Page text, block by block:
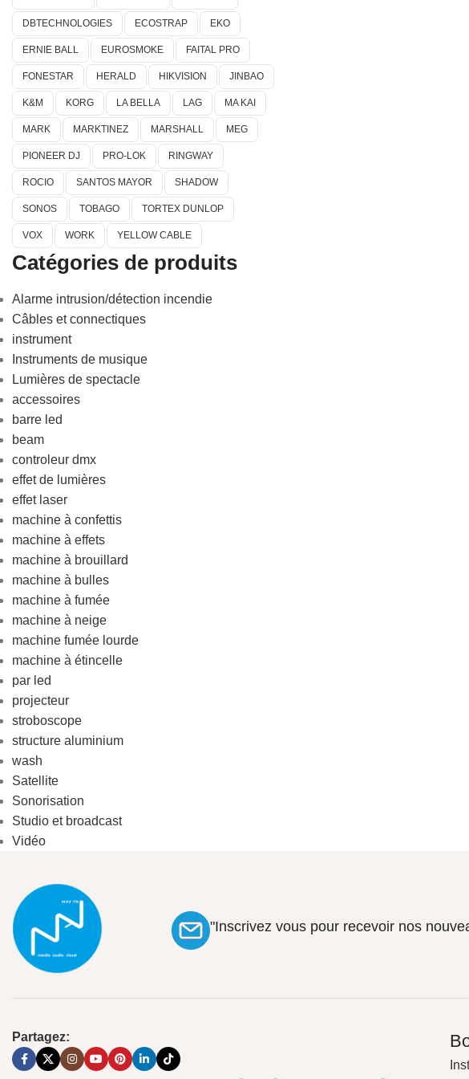
DBTECHNOLOGIES ECOSTRAP EKO
ERNIE BALL EUROSMOKE FAITAL PRO
FONESTAR HERALD HIKVISION JINBAO
K&M KORG LA BELLA LAG MA KAI
MARK MARKTINEZ MARSHALL MEG
PIONEER DJ PRO-LOK RINGWAY
ROCIO SANTOS MAYOR SHADOW
SONOS TOBAGO TORTEX DUNLOP
VOX WORK YELLOW CABLE
Catégories de produits
Alarme intrusion/détection incendie
Câbles et connectiques
instrument
Instruments de musique
Lumières de spectacle
accessoires
barre led
beam
controleur dmx
effet de lumières
effet laser
machine à confettis
machine à effets
machine à brouillard
machine à bulles
machine à fumée
machine à neige
machine fumée lourde
machine à étincelle
par led
projecteur
stroboscope
structure aluminium
wash
Satellite
Sonorisation
Studio et broadcast
Vidéo
"Inscrivez vous pour recevoir nos
Partagez: